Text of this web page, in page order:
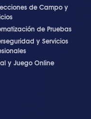
de Campo y
de Pruebas
y Servicios
y Juego Online